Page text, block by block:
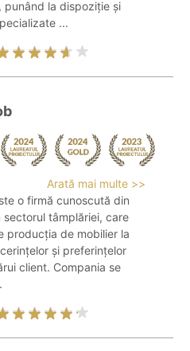
punând la dispoziție și
...
Arată mai multe >>
o firmă cunoscută din
sectorul tâmplăriei, care
producția de mobilier la
și preferințelor
client. Compania se